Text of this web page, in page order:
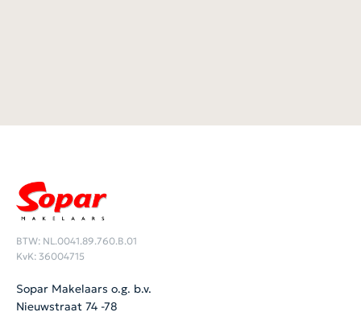
BTW: NL.0041.89.760.B.01
KvK: 36004715
Sopar Makelaars o.g. b.v.
Nieuwstraat 74 -78